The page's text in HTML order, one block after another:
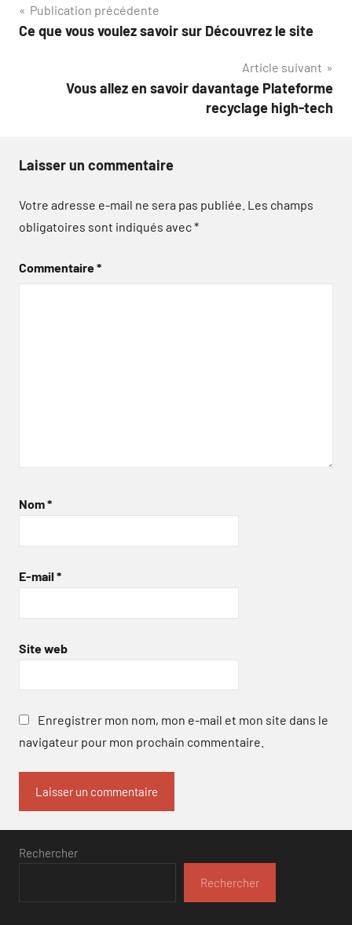
Navigation
de
Publication précédente
Ce que vous voulez savoir sur Découvrez le site
Article suivant
Vous allez en savoir davantage Plateforme
recyclage high-tech
Laisser un commentaire
Votre adresse e-mail ne sera pas publiée. Les champs
obligatoires sont indiqués avec*
Commentaire*
Nom*
E-mail *
Site web
Enregistrer mon nom, mon e-mail et mon site dans le
navigateur pour mon prochain commentaire.
Rechercher
Rechercher